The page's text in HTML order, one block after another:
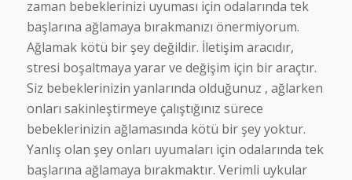
zaman bebeklerinizi uyuması için odalarında tek
başlarına ağlamaya bırakmanızı önermiyorum.
Ağlamak kötü bir şey değildir. İletişim aracıdır,
stresi boşaltmaya yarar ve değişim için bir araçtır.
Siz bebeklerinizin yanlarında olduğunuz , ağlarken
onları sakinleştirmeye çalıştığınız sürece
bebeklerinizin ağlamasında kötü bir şey yoktur.
Yanlış olan şey onları uyumaları için odalarında tek
başlarına ağlamaya bırakmaktır. Verimli uykular